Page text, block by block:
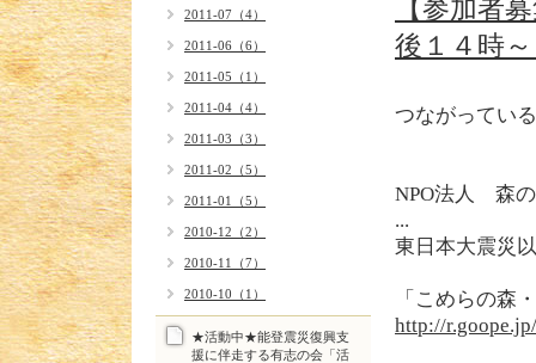
【参加者
後１４時
つながってい
NPO法人 森
...
東日本大震災
「こめらの森
http://
2011-07（4）
2011-06（6）
2011-05（1）
2011-04（4）
2011-03（3）
2011-02（5）
2011-01（5）
2010-12（2）
2010-11（7）
2010-10（1）
★活動中★能登震災復興支
援に伴走する有志の会「活